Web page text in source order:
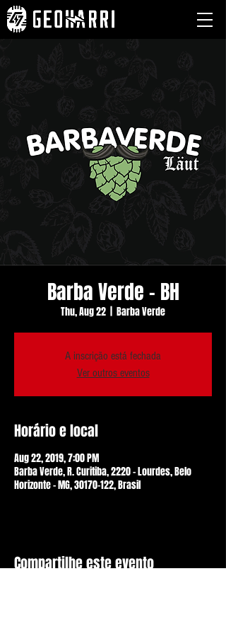
Barba Verde - BH
Thu, Aug 22 Barba Verde
A inscrição está fechada
Ver outros eventos
Horário e local
Aug 22, 2019, 7:00 PM
Barba Verde, R. Curitiba, 2220 - Lourdes, Belo
Horizonte - MG, 30170-122, Brasil
Compartilhe este evento